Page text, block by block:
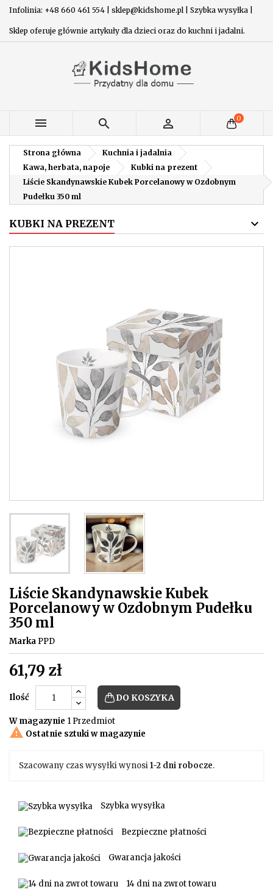
Infolinia: +48 660 461 554 | sklep@kidshome.pl | Szybka wysyłka |
Sklep oferuje głównie artykuły dla dzieci oraz do kuchni i jadalni.
   0
Strona główna
Kuchnia i jadalnia
Kawa, herbata, napoje
Kubki na prezent
Liście Skandynawskie Kubek Porcelanowy w Ozdobnym
Pudełku 350 ml
KUBKI NA PREZENT
Liście Skandynawskie Kubek
Porcelanowy w Ozdobnym Pudełku
350 ml
Marka PPD
61,79 zł
Ilość DO KOSZYKA
W magazynie 1 Przedmiot
 Ostatnie sztuki w magazynie
Szacowany czas wysyłki wynosi1-2 dni robocze.
Szybka wysyłka
Bezpieczne płatności
Gwarancja jakości
14 dni na zwrot towaru